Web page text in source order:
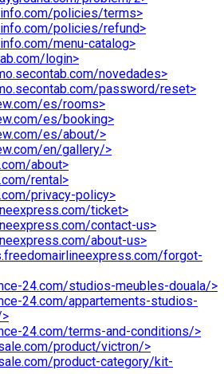
policies/terms>
policies/refund>
menu-catalog>
login>
novedades>
password/reset>
es/rooms>
es/booking>
es/about/>
en/gallery/>
about>
rental>
privacy-policy>
ticket>
contact-us>
about-us>
forgot-
24.com/studios-meubles-douala/>
24.com/appartements-studios-
24.com/terms-and-conditions/>
product/victron/>
product-category/kit-